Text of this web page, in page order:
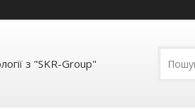
з "SKR-Group"